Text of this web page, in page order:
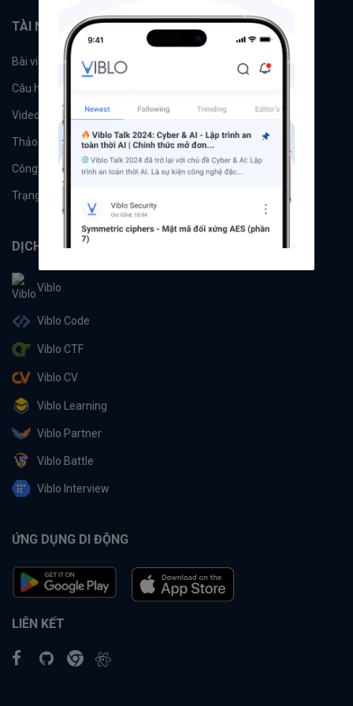
TÀI NGUYÊN
Bài viết
Câu hỏi
Videos Tác giả
Thảo luận Đề xuất hệ thống
Công cụ Machine Learning
Trạng thái hệ thống
DỊCH VỤ
Viblo
Viblo Code
Viblo CTF
Viblo CV
Viblo Learning
Viblo Partner
Viblo Battle
Viblo Interview
ỨNG DỤNG DI ĐỘNG
LIÊN KẾT